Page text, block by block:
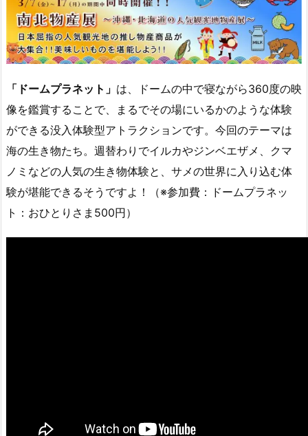
「ドームプラネット」 は、ドームの中で寝ながら360度の映
像を鑑賞することで、まるでその場にいるかのような体験
ができる没入体験型アトラクションです。今回のテーマは
海の生き物たち。週替わりでイルカやジンベエザメ、クマ
ノミなどの人気の生き物体験と、サメの世界に入り込む体
験が堪能できるそうですよ！（※参加費：ドームプラネッ
ト：おひとりさま500円）